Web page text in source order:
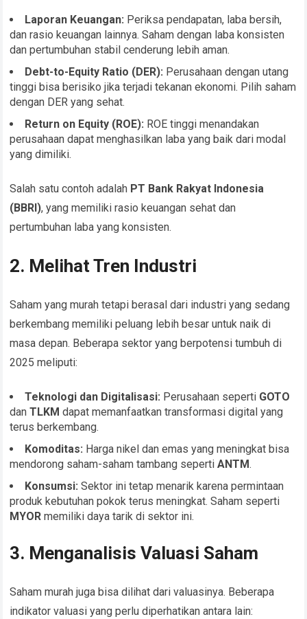
Laporan Keuangan: Periksa pendapatan, laba bersih,
dan rasio keuangan lainnya. Saham dengan laba konsisten
dan pertumbuhan stabil cenderung lebih aman.
Debt-to-Equity Ratio (DER): Perusahaan dengan utang
tinggi bisa berisiko jika terjadi tekanan ekonomi. Pilih saham
dengan DER yang sehat.
Return on Equity (ROE): ROE tinggi menandakan
perusahaan dapat menghasilkan laba yang baik dari modal
yang dimiliki.
Salah satu contoh adalah PT Bank Rakyat Indonesia
(BBRI), yang memiliki rasio keuangan sehat dan
pertumbuhan laba yang konsisten.
2. Melihat Tren Industri
Saham yang murah tetapi berasal dari industri yang sedang
berkembang memiliki peluang lebih besar untuk naik di
masa depan. Beberapa sektor yang berpotensi tumbuh di
2025 meliputi:
Teknologi dan Digitalisasi: Perusahaan seperti GOTO
danTLKM dapat memanfaatkan transformasi digital yang
terus berkembang.
Komoditas: Harga nikel dan emas yang meningkat bisa
mendorong saham-saham tambang sepertiANTM.
Konsumsi: Sektor ini tetap menarik karena permintaan
produk kebutuhan pokok terus meningkat. Saham seperti
MYOR memiliki daya tarik di sektor ini.
3. Menganalisis Valuasi Saham
Saham murah juga bisa dilihat dari valuasinya. Beberapa
indikator valuasi yang perlu diperhatikan antara lain: